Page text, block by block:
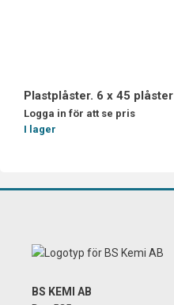
Plastplåster. 6 x 45 plåster
Logga in för att se pris
I lager
BS KEMI AB